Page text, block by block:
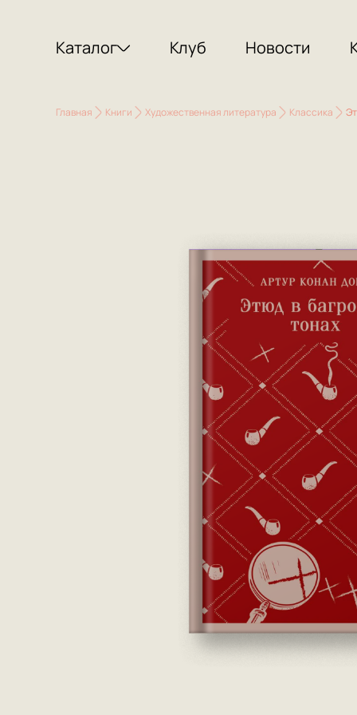
Каталог Клуб Новости
Главная Книги Художественная литература Классика